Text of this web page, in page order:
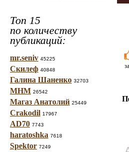
Топ 15
по количеству
публикаций:
mr.seniv 45225
Скилеф 40848
Галина Шаненко 32703
МНМ 26542
Магаз Анатолий 25449
Crakodil 17967
AD70 7743
haratoshka 7618
Spektor 7249